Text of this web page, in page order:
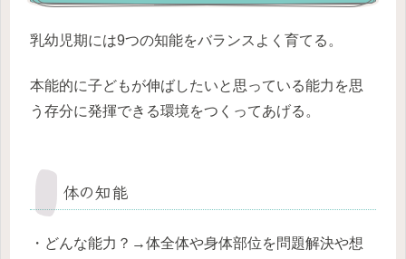
乳幼児期には9つの知能をバランスよく育てる。
本能的に子どもが伸ばしたいと思っている能力を思
う存分に発揮できる環境をつくってあげる。
体の知能
・どんな能力？→体全体や身体部位を問題解決や想